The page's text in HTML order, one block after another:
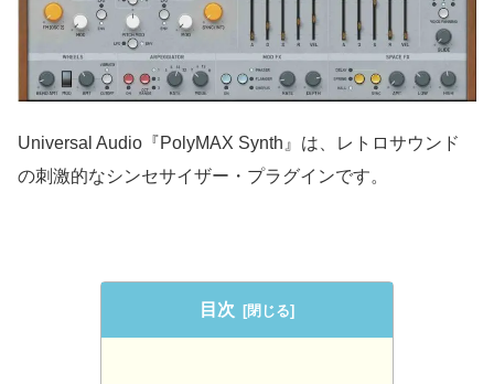
Universal Audio『PolyMAX Synth』は、レトロサウンド
の刺激的なシンセサイザー・プラグインです。
目次